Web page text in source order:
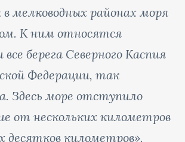
в мелководных районах моря
К ним относятся
берега Северного Каспия
Федерации, так
Здесь море отступило
от нескольких километров
десятков километров».